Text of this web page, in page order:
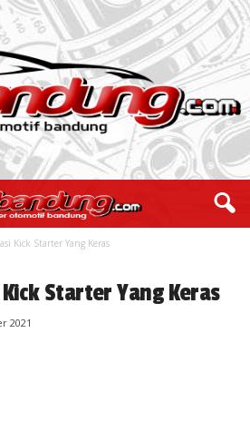
Kick Starter Yang Keras
Starter Yang Keras
2021